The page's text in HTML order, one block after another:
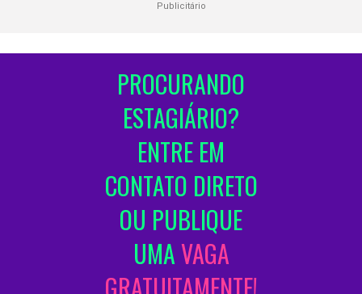
Publicitário
PROCURANDO
ESTAGIÁRIO?
ENTRE EM
CONTATO DIRETO
OU PUBLIQUE
UMAVAGA